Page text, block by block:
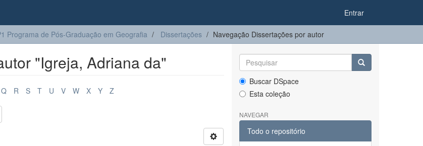
Entrar
Programa de Pós-Graduação em Geografia Dissertações Navegação Dissertações por autor
"Igreja, Adriana da"
Q R S T U V W X Y Z
Buscar DSpace
Esta coleção
NAVEGAR
Todo o repositório